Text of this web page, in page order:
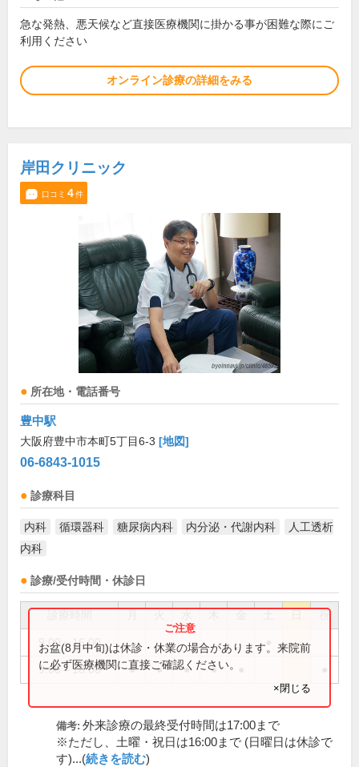
急な発熱、悪天候など直接医療機関に掛かる事が困難な際にご
利用ください
オンライン診療の詳細をみる
岸田クリニック
口コミ 4件
所在地・電話番号
豊中駅
大阪府豊中市本町5丁目6-3 [地図]
06-6843-1015
診療科目
内科 循環器科 糖尿病内科 内分泌・代謝内科
人工透析
内科
診療/受付時間・休診日
祝
9:00～16:00
9:00～18:00 ● ● ● ●
お盆(8月中旬)は休診・休業の場合があります。来院前
に必ず医療機関に直接ご確認ください。
×閉じる
備考: 外来診療の最終受付時間は17:00まで
※ただし、土曜・祝日は16:00まで (日曜日は休診で
す)...(続きを読む)